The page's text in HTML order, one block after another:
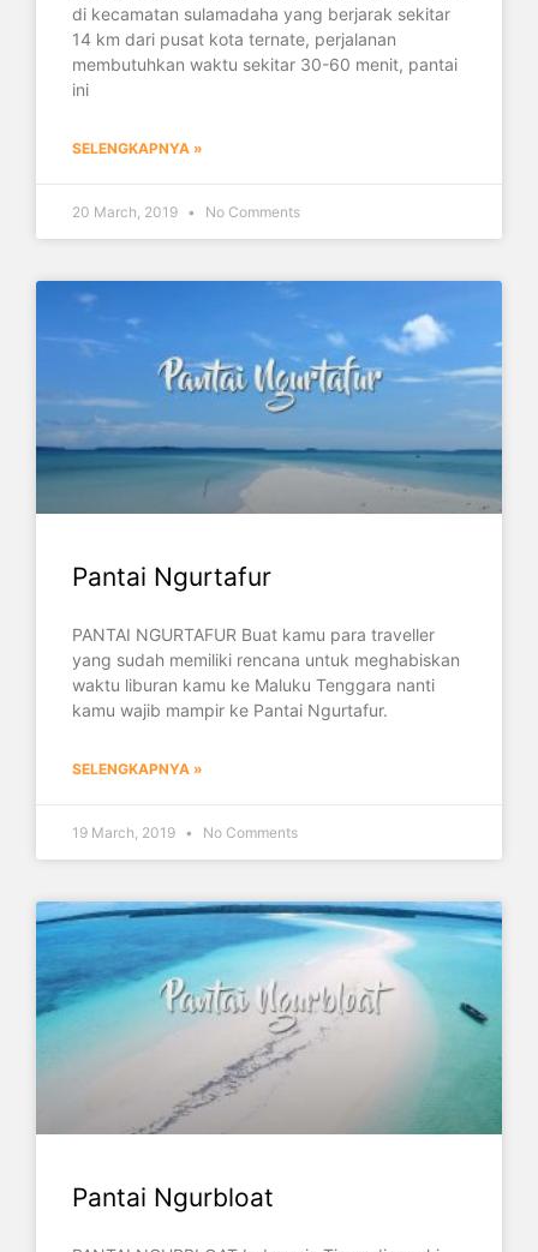
di kecamatan sulamadaha yang berjarak sekitar
14 km dari pusat kota ternate, perjalanan
membutuhkan waktu sekitar 30-60 menit, pantai
ini
SELENGKAPNYA »
20 March, 2019 No Comments
Pantai Ngurtafur
PANTAI NGURTAFUR Buat kamu para traveller
yang sudah memiliki rencana untuk meghabiskan
waktu liburan kamu ke Maluku Tenggara nanti
kamu wajib mampir ke Pantai Ngurtafur.
SELENGKAPNYA »
19 March, 2019 No Comments
Pantai Ngurbloat